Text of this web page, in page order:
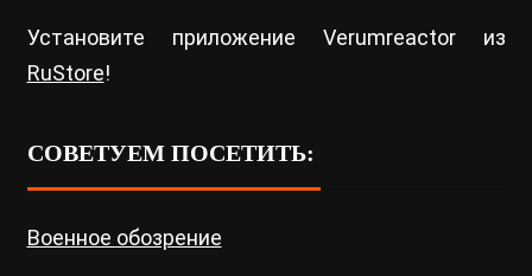
Установите приложение Verumreactor из
RuStore!
СОВЕТУЕМ ПОСЕТИТЬ:
Военное обозрение